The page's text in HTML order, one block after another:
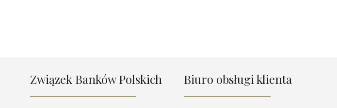
Związek Banków Polskich Biuro obsługi klienta